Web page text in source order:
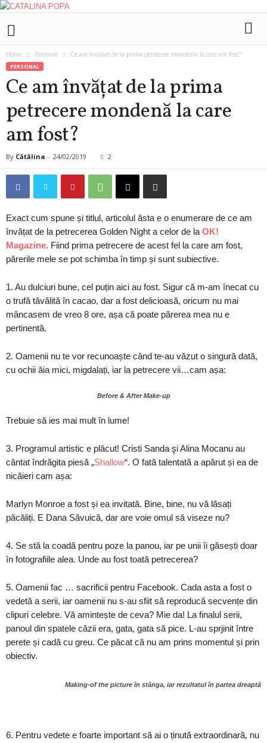
t
Home Personal Ce am învățat de la prima petrecere mondenă la care am fost?
PERSONAL
Ce am învățat de la prima
petrecere mondenă la care
am fost?
By Cătălina - 24/02/2019 2
Exact cum spune și titlul, articolul ăsta e o enumerare de ce am
învățat de la petrecerea Golden Night a celor de la OK!
Magazine. Fiind prima petrecere de acest fel la care am fost,
părerile mele se pot schimba în timp și sunt subiective.
1. Au dulciuri bune, cel puțin aici au fost. Sigur că m-am înecat cu
o trufă tăvălită în cacao, dar a fost delicioasă, oricum nu mai
mâncasem de vreo 8 ore, așa că poate părerea mea nu e
pertinentă.
2. Oamenii nu te vor recunoaște când te-au văzut o singură dată,
cu ochii ăia mici, migdalați, iar la petrecere vii…cam așa:
Before & After Make-up
Trebuie să ies mai mult în lume!
3. Programul artistic e plăcut! Cristi Sanda şi Alina Mocanu au
cântat îndrăgita piesă „Shallow“. O fată talentată a apărut și ea de
nicăieri cam așa:
Marlyn Monroe a fost și ea invitată. Bine, bine, nu vă lăsați
păcăliți. E Dana Săvuică, dar are voie omul să viseze nu?
4. Se stă la coadă pentru poze la panou, iar pe unii îi găsești doar
în fotografiile alea. Unde au fost toată petrecerea?
5. Oamenii fac … sacrificii pentru Facebook. Cada asta a fost o
vedetă a serii, iar oamenii nu s-au sfiit să reproducă secvențe din
clipuri celebre. Vă amintește de ceva? Mie da! La finalul serii,
panoul din spatele căzii era, gata, gata să pice. L-au sprjinit între
perete și cadă cu greu. Ce păcat că nu am prins momentul și prin
obiectiv.
Making-of the picture în stânga, iar rezultatul în partea dreaptă
6. Pentru vedete e foarte important să ai o ținută extraordinară, nu